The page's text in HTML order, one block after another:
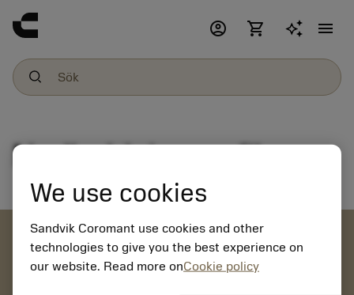
account_circle shopping_cart menu
Nedladdning av filer
account_circle
We use cookies
Sandvik Coromant use cookies and other
technologies to give you the best experience on
our website. Read more onCookie policy